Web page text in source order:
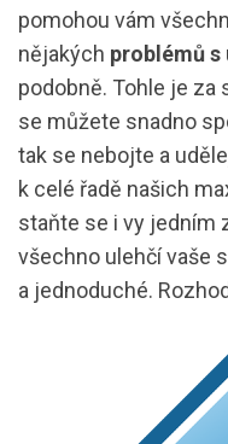
pomohou vám
nějakých problémů s
podobně. Tohle je za
se můžete snadno
tak se nebojte a
k celé řadě našich
staňte se i vy jedním
všechno ulehčí vaše
a jednoduché.